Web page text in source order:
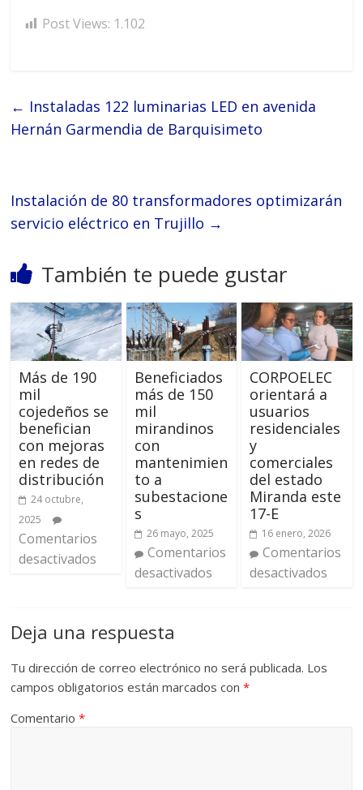
Post Views: 1.102
← Instaladas 122 luminarias LED en avenida
Hernán Garmendia de Barquisimeto
Instalación de 80 transformadores optimizarán
servicio eléctrico en Trujillo →
También te puede gustar
Más de 190
mil
cojedeños se
benefician
con mejoras
en redes de
distribución
24 octubre,
2025
Comentarios
desactivados
Beneficiados
más de 150
mil
mirandinos
con
mantenimien
to a
subestacione
s
26 mayo, 2025
Comentarios
desactivados
CORPOELEC
orientará a
usuarios
residenciales
y
comerciales
del estado
Miranda este
17-E
16 enero, 2026
Comentarios
desactivados
Deja una respuesta
Tu dirección de correo electrónico no será publicada. Los
campos obligatorios están marcados con*
Comentario*